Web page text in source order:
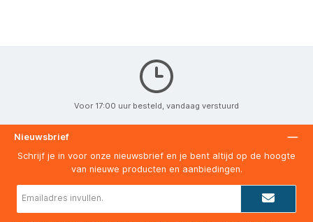
Voor 17:00 uur besteld, vandaag verstuurd
Nieuwsbrief
Schrijf je in voor onze nieuwsbrief en je bent altijd op de hoogte
van nieuwe producten en aanbiedingen.